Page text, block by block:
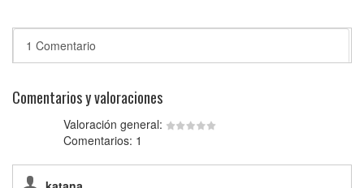
1 Comentario
Comentarios y valoraciones
Valoración general:
Comentarios: 1